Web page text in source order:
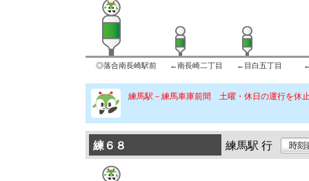
◎落合南長崎駅前 ←南長崎二丁目 ←目白五丁目
練馬駅－練馬車庫前間 土曜・休日の運行を休
練６８ 練馬駅 行